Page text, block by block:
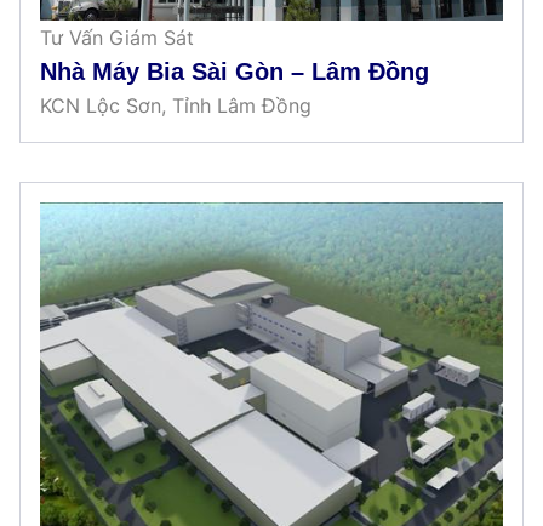
Tư Vấn Giám Sát
Nhà Máy Bia Sài Gòn – Lâm Đồng
KCN Lộc Sơn, Tỉnh Lâm Đồng